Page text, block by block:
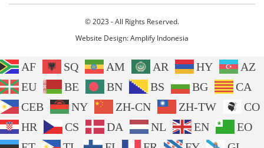
© 2023 - All Rights Reserved.
Website Design:Amplify Indonesia
AF SQ AM AR HY
AZ
EU
BE BN BS BG
CA
CEB
NY ZH-CN ZH-TW
CO
HR
CS DA NL EN
EO